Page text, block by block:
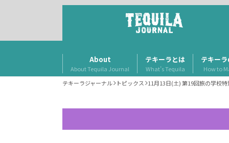
About
About Tequila Journal
テキーラとは
What’s Tequila
テキー
How to
テキーラジャーナル
トピックス 11月13日(土) 第19回旅の学校